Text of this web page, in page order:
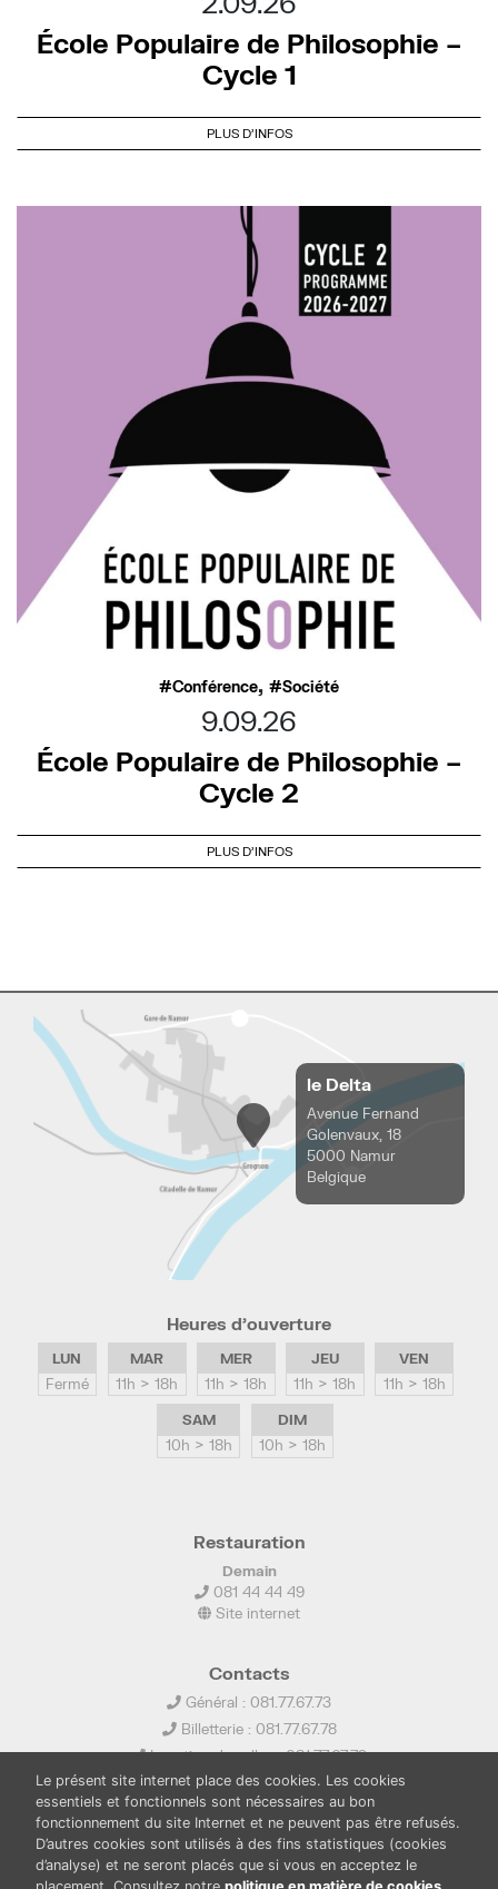
École Populaire de Philosophie –
Cycle 1
PLUS D'INFOS
Conférence, Société
9.09.26
École Populaire de Philosophie –
Cycle 2
PLUS D'INFOS
le Delta
Avenue Fernand
Golenvaux, 18
5000 Namur
Belgique
Heures d’ouverture
LUN
Fermé
MAR
11h > 18h
MER
11h > 18h
JEU
11h > 18h
VEN
11h > 18h
SAM
10h > 18h
DIM
10h > 18h
Restauration
Demain
081 44 44 49
Site internet
Contacts
Général : 081.77.67.73
Billetterie : 081.77.67.78
Location de salles : 081.77.67.79
info@ledelta.be
Le présent site internet place des cookies. Les cookies
essentiels et fonctionnels sont nécessaires au bon
fonctionnement du site Internet et ne peuvent pas être refusés.
D’autres cookies sont utilisés à des fins statistiques (cookies
d’analyse) et ne seront placés que si vous en acceptez le